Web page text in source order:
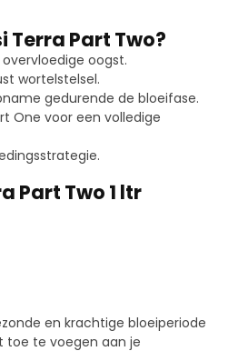
Part Two?
oogst.
wortelstelsel.
gedurende de bloeifase.
One voor een volledige
Part Two 1 ltr
en krachtige bloeiperiode
toe te voegen aan je